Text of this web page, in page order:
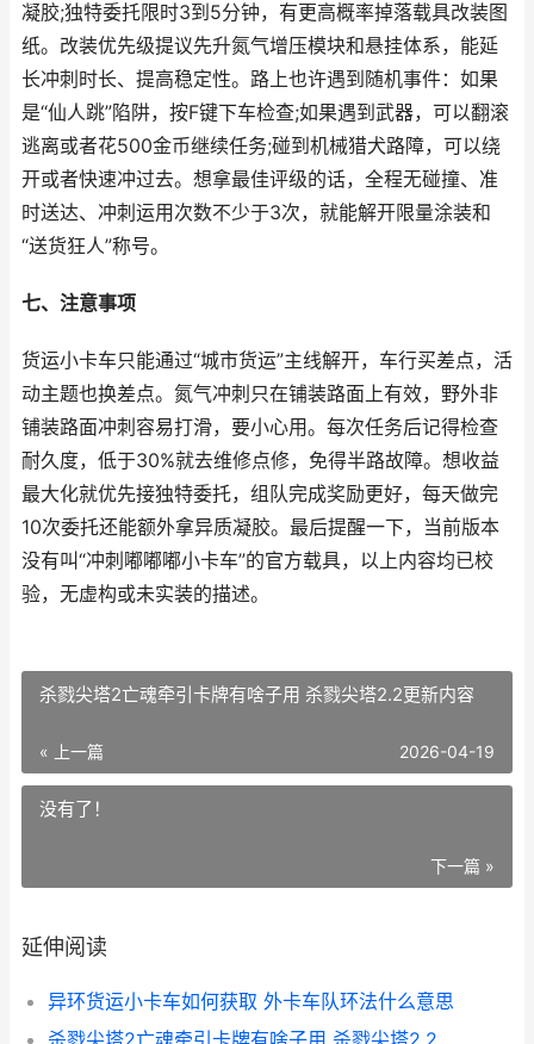
凝胶;独特委托限时3到5分钟，有更高概率掉落载具改装图
纸。改装优先级提议先升氮气增压模块和悬挂体系，能延
长冲刺时长、提高稳定性。路上也许遇到随机事件：如果
是“仙人跳”陷阱，按F键下车检查;如果遇到武器，可以翻滚
逃离或者花500金币继续任务;碰到机械猎犬路障，可以绕
开或者快速冲过去。想拿最佳评级的话，全程无碰撞、准
时送达、冲刺运用次数不少于3次，就能解开限量涂装和
“送货狂人”称号。
七、注意事项
货运小卡车只能通过“城市货运”主线解开，车行买差点，活
动主题也换差点。氮气冲刺只在铺装路面上有效，野外非
铺装路面冲刺容易打滑，要小心用。每次任务后记得检查
耐久度，低于30%就去维修点修，免得半路故障。想收益
最大化就优先接独特委托，组队完成奖励更好，每天做完
10次委托还能额外拿异质凝胶。最后提醒一下，当前版本
没有叫“冲刺嘟嘟嘟小卡车”的官方载具，以上内容均已校
验，无虚构或未实装的描述。
杀戮尖塔2亡魂牵引卡牌有啥子用 杀戮尖塔2.2更新内容
« 上一篇 2026-04-19
没有了！
下一篇 »
延伸阅读
异环货运小卡车如何获取 外卡车队环法什么意思